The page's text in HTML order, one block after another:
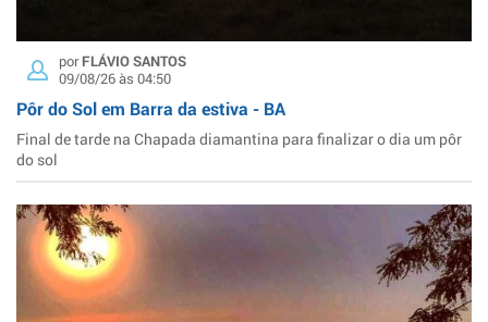
porFLÁVIO SANTOS
09/08/26 às 04:50
Pôr do Sol em Barra da estiva - BA
Final de tarde na Chapada diamantina para finalizar o dia um pôr
do sol